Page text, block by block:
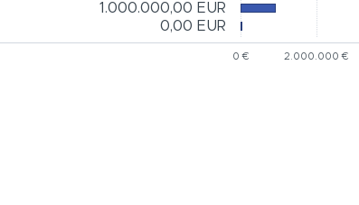
1.000.000,00 EUR
0,00 EUR
0 € 2.000.000 €